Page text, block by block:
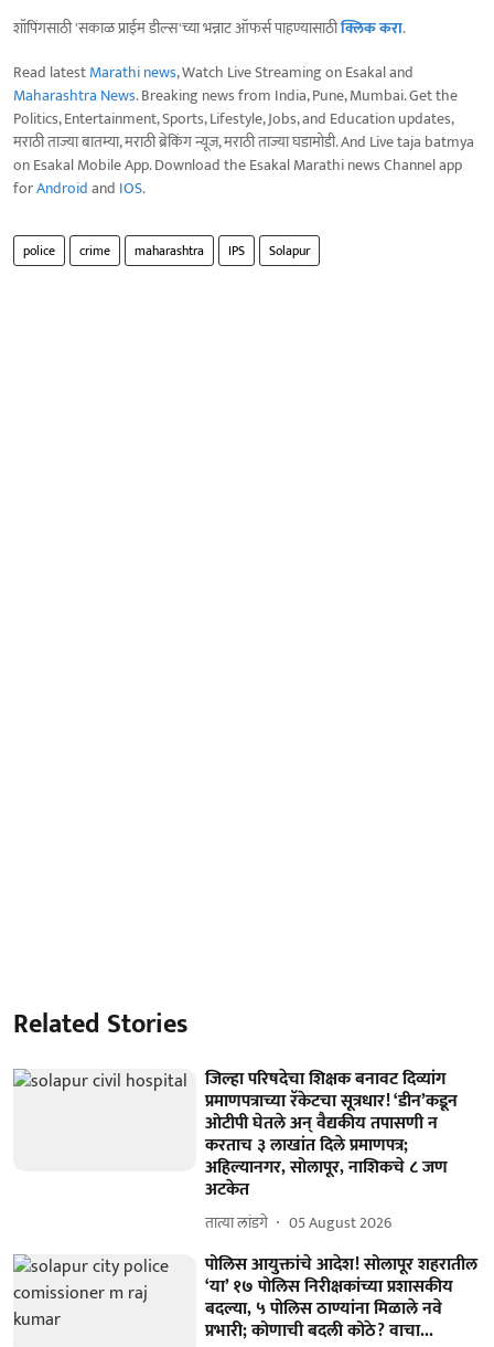
शॉपिंगसाठी 'सकाळ प्राईम डील्स'च्या भन्नाट ऑफर्स पाहण्यासाठीक्लिक करा.
Read latestMarathi news, Watch Live Streaming on Esakal and
Maharashtra News. Breaking news from India, Pune, Mumbai. Get the
Politics, Entertainment, Sports, Lifestyle, Jobs, and Education updates,
मराठी ताज्या बातम्या, मराठी ब्रेकिंग न्यूज, मराठी ताज्या घडामोडी. And Live taja batmya
on Esakal Mobile App. Download the Esakal Marathi news Channel app
forAndroidand IOS.
police crime maharashtra IPS Solapur
Related Stories
जिल्हा परिषदेचा शिक्षक बनावट दिव्यांग
प्रमाणपत्राच्या रॅकेटचा सूत्रधार! ‘डीन’कडून
ओटीपी घेतले अन्‌ वैद्यकीय तपासणी न
करताच ३ लाखांत दिले प्रमाणपत्र;
अहिल्यानगर, सोलापूर, नाशिकचे ८ जण
अटकेत
तात्या लांडगे 05 August 2026
पोलिस आयुक्तांचे आदेश! सोलापूर शहरातील
‘या’ १७ पोलिस निरीक्षकांच्या प्रशासकीय
बदल्या, ५ पोलिस ठाण्यांना मिळाले नवे
प्रभारी; कोणाची बदली कोठे? वाचा...